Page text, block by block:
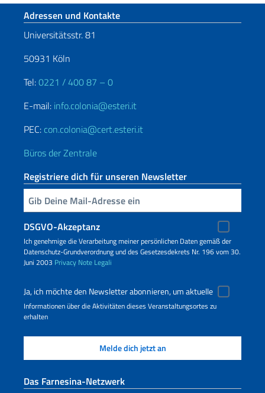
Fußbereich
Adressen und Kontakte
Universitätsstr. 81
50931 Köln
Tel:0221 / 400 87 – 0
E-mail: info.colonia@esteri.it
PEC: con.colonia@cert.esteri.it
Büros der Zentrale
Registriere dich für unseren Newsletter
Geben Sie Ihre E-Mail ein
DSGVO-Akzeptanz
Ich genehmige die Verarbeitung meiner persönlichen Daten gemäß der
Datenschutz-Grundverordnung und des Gesetzesdekrets Nr. 196 vom 30.
Juni 2003 Privacy Note Legali
Ja, ich möchte den Newsletter abonnieren, um aktuelle
Informationen über die Aktivitäten dieses Veranstaltungsortes zu
erhalten
Das Farnesina-Netzwerk